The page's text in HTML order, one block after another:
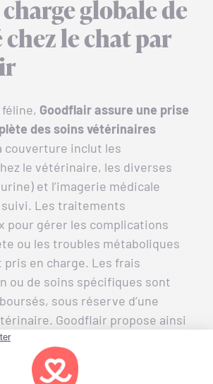
globale de
chez le chat par
féline, Goodflair assure une prise
des soins vétérinaires
couverture inclut les
le vétérinaire, les diverses
et l’imagerie médicale
Les traitements
pour gérer les complications
ou les troubles métaboliques
pris en charge. Les frais
ou de soins spécifiques sont
sous réserve d’une
Goodflair propose ainsi
à tous les chats
pour les accompagner tout au
de soins lié à l’obésité.